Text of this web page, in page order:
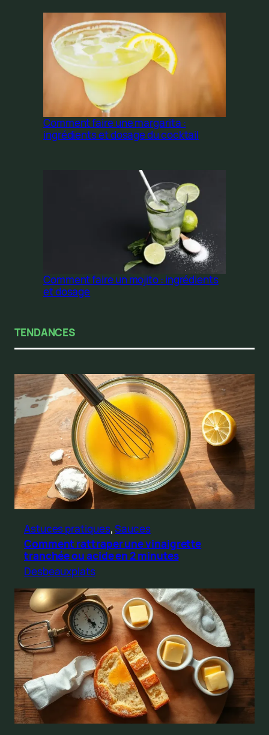
Comment faire une margarita :
ingrédients et dosage du cocktail
Comment faire un mojito : ingrédients
et dosage
TENDANCES
Astuces pratiques, Sauces
Comment rattraper une vinaigrette
tranchée ou acide en 2 minutes
Desbeauxplats